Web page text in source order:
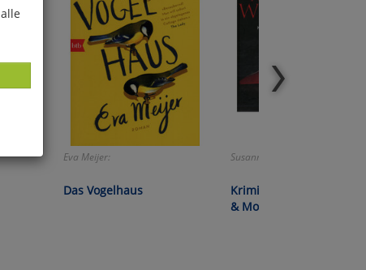
Eva Meijer:
Das Vogelhaus
Susanne Mischke:
Krimipaket
& Mordskerle«